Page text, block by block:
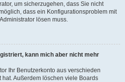
um sicherzugehen, dass Sie nicht
dass ein Konfigurationsproblem mit
lösen muss.
kann mich aber nicht mehr
Ihr Benutzerkonto aus verschieden
Außerdem löschen viele Boards